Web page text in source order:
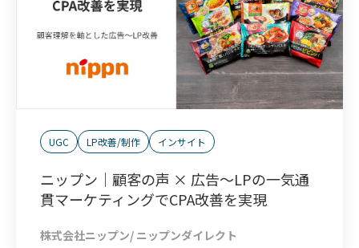
UGC LP改善/制作 インサイト
ニップン｜顧客の声 × 広告～LPの一気通
貫マーケティングでCPA改善を実現
株式会社ニップン/ ニップンダイレクト